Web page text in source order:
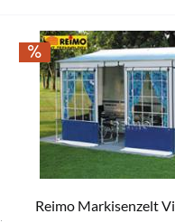
994,50 € *
Reimo Markisenzelt